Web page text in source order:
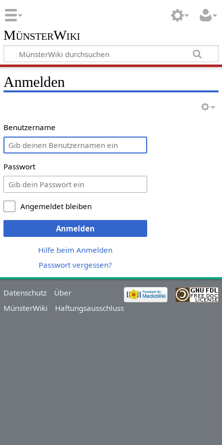
MünsterWiki
Anmelden
Benutzername
Passwort
Angemeldet bleiben
Anmelden
Hilfe beim Anmelden
Passwort vergessen?
Datenschutz
Über
MünsterWiki
Haftungsausschluss